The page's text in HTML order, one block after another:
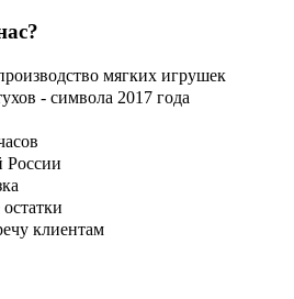
мягких игрушек
- символа 2017 года
России
клиентам